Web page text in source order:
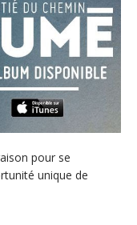
pour se
unique de